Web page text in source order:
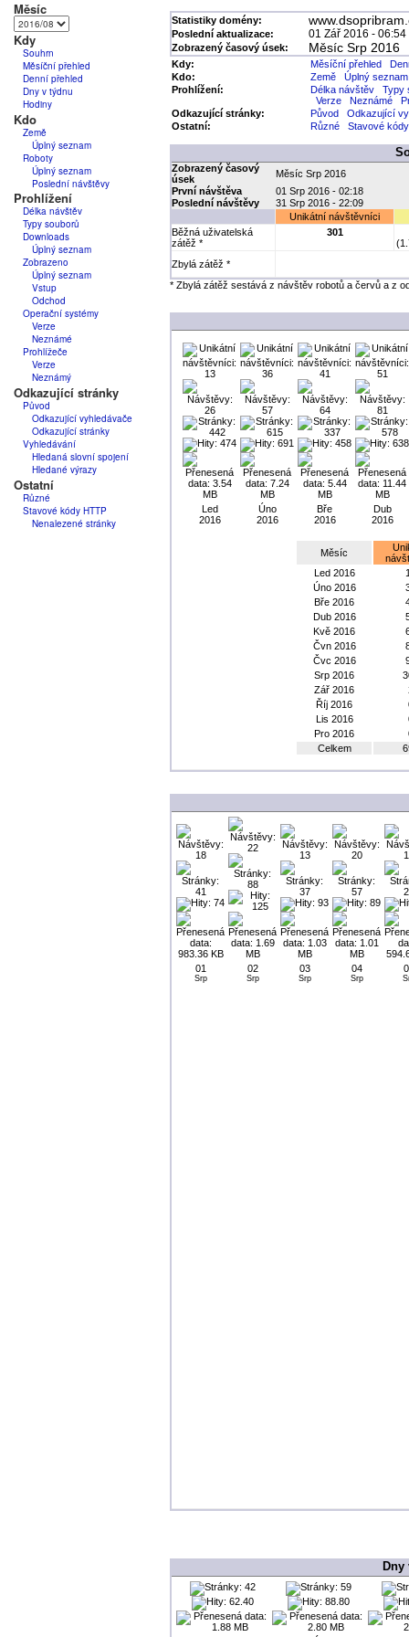
Měsíc
Kdy
Souhrn
Měsíční přehled
Denní přehled
Dny v týdnu
Hodiny
Kdo
Země
Úplný seznam
Roboty
Úplný seznam
Poslední návštěvy
Prohlížení
Délka návštěv
Typy souborů
Downloads
Úplný seznam
Zobrazeno
Úplný seznam
Vstup
Odchod
Operační systémy
Verze
Neznámé
Prohlížeče
Verze
Neznámý
Odkazující stránky
Původ
Odkazující vyhledávače
Odkazující stránky
Vyhledávání
Hledaná slovní spojení
Hledané výrazy
Ostatní
Různé
Stavové kódy HTTP
Nenalezené stránky